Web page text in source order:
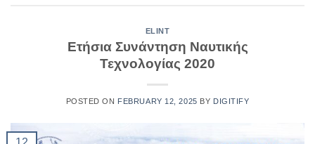
ELINT
Ετήσια Συνάντηση Ναυτικής
Τεχνολογίας 2020
POSTED ON FEBRUARY 12, 2025 BY DIGITIFY